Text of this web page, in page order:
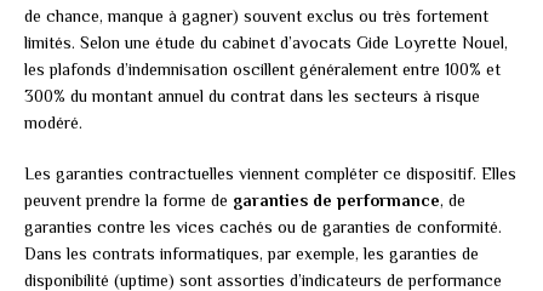
de chance, manque à gagner) souvent exclus ou très fortement
limités. Selon une étude du cabinet d’avocats Gide Loyrette Nouel,
les plafonds d’indemnisation oscillent généralement entre 100% et
300% du montant annuel du contrat dans les secteurs à risque
modéré.
Les garanties contractuelles viennent compléter ce dispositif. Elles
peuvent prendre la forme de garanties de performance, de
garanties contre les vices cachés ou de garanties de conformité.
Dans les contrats informatiques, par exemple, les garanties de
disponibilité (uptime) sont assorties d’indicateurs de performance